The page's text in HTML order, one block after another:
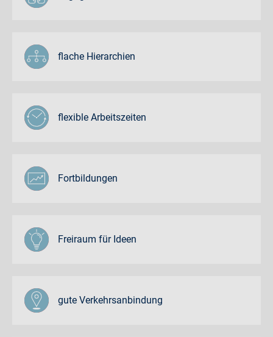
flache Hierarchien
flexible Arbeitszeiten
Fortbildungen
Freiraum für Ideen
gute Verkehrsanbindung